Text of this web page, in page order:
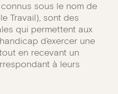
sous le nom de
Travail), sont des
qui permettent aux
d’exercer une
en recevant un
à leurs